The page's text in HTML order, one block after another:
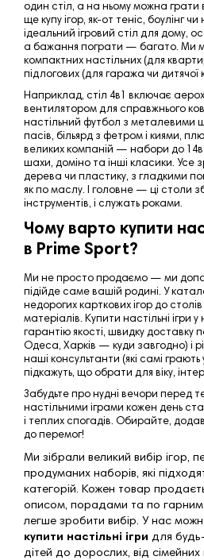
один стіл, а на ньому можна грати
ще купу ігор, як-от теніс, боулінг чи
ідеальний ігровий стіл для дому,
а бажання пограти — багато. Ми
компактних настільних (для
підлогових (для гаража чи дитячої
Наприклад, стіл 4в1 включає
вентилятором для справжнього
настільний футбол з металевими
пасів, більярд з фетром і киями,
великих компаній — набори до
шахи, доміно та інші класики. Усе
дерева чи пластику, з гладкими
як по маслу. І головне — ці столи
інструментів, і служать роками.
Чому варто купити
в Prime Sport?
Ми не просто продаємо — ми
підійде саме вашій родині. У
недорогих карткових ігор до
матеріалів. Купити настільні
гарантію якості, швидку доставку по
Одеса, Харків — куди завгодно) і
наші консультанти (які самі грають
підкажуть, що обрати для віку,
Забудьте про нудні вечори перед
настільними іграми кожен день
і теплих спогадів. Обирайте,
до перемог!
Ми зібрали великий вибір ігор,
продуманих наборів, які
категорій. Кожен товар
описом, порадами та по
легше зробити вибір. У нас
купити настільні ігри для
дітей до дорослих, від сімейних